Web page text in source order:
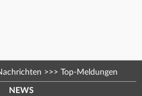
>>> Top-Meldungen
NEWS